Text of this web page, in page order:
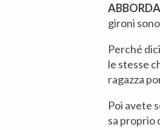
gironi
Perché
le stesse
ragazza
Poi avete
sa proprio